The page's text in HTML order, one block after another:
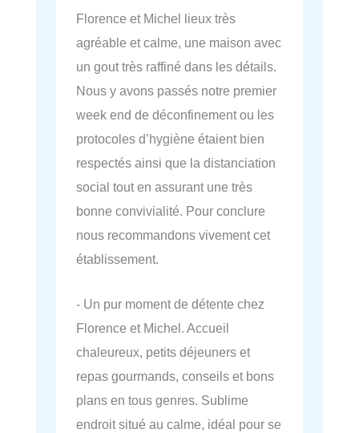
Florence et Michel lieux très
agréable et calme, une maison avec
un gout très raffiné dans les détails.
Nous y avons passés notre premier
week end de déconfinement ou les
protocoles d’hygiène étaient bien
respectés ainsi que la distanciation
social tout en assurant une très
bonne convivialité. Pour conclure
nous recommandons vivement cet
établissement.
- Un pur moment de détente chez
Florence et Michel. Accueil
chaleureux, petits déjeuners et
repas gourmands, conseils et bons
plans en tous genres. Sublime
endroit situé au calme, idéal pour se